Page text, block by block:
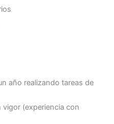
año realizando tareas de
vigor (experiencia con